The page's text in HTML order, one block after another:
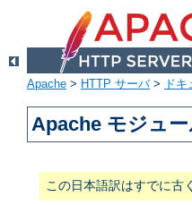
Apache > HTTP サーバ> ド
Apache モジュ
この日本語訳はすでに古